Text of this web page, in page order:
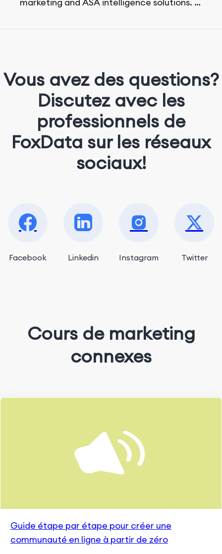
Vous avez des questions?
Discutez avec les
professionnels de
FoxData sur les réseaux
sociaux!
Facebook Linkedin Instagram Twitter
Cours de marketing
connexes
Guide étape par étape pour créer une
communauté en ligne à partir de zéro